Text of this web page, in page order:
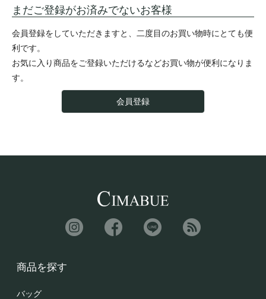
まだご登録がお済みでないお客様
会員登録をしていただきますと、二度目のお買い物時にとても便
利です。
お気に入り商品をご登録いただけるなどお買い物が便利になりま
す。
会員登録
商品を探す
バッグ